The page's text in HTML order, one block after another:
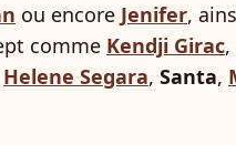
ou encore Jenifer,
comme Kendji Girac,
Helene Segara, Santa,